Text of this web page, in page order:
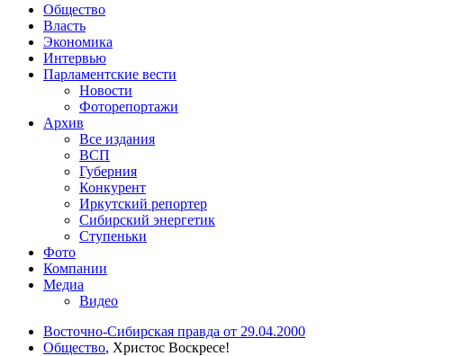
Общество
Власть
Экономика
Интервью
Парламентские вести
Новости
Фоторепортажи
Архив
Все издания
ВСП
Губерния
Конкурент
Иркутский репортер
Сибирский энергетик
Ступеньки
Фото
Компании
Медиа
Видео
Восточно-Сибирская правда от 29.04.2000
Общество, Христос Воскресе!